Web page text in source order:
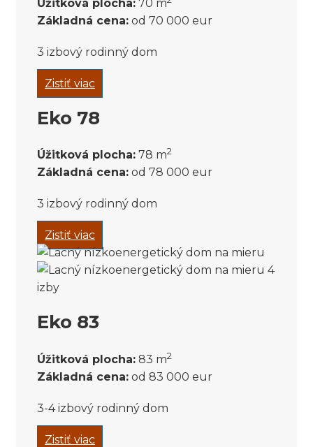
Úžitková plocha: 70 m
Základná cena: od 70 000 eur
3 izbový rodinný dom
Zistiť viac
Eko 78
Úžitková plocha: 78 m2
Základná cena: od 78 000 eur
3 izbový rodinný dom
Zistiť viac
Eko 83
Úžitková plocha: 83 m2
Základná cena: od 83 000 eur
3-4 izbový rodinný dom
Zistiť viac